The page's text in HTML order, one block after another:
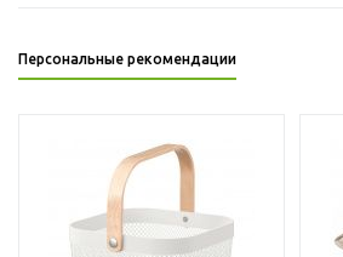
Персональные рекомендации